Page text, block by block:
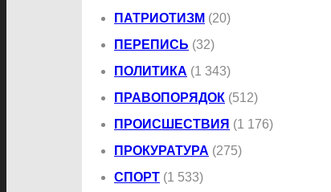
ПАТРИОТИЗМ (20)
ПЕРЕПИСЬ (32)
ПОЛИТИКА (1 343)
ПРАВОПОРЯДОК (512)
ПРОИСШЕСТВИЯ (1 176)
ПРОКУРАТУРА (275)
СПОРТ (1 533)